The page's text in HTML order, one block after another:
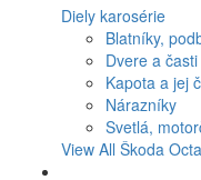
Diely karosérie
Blatníky,
Dvere a
Kapota a jej
Nárazníky
Svetlá,
View All Škoda